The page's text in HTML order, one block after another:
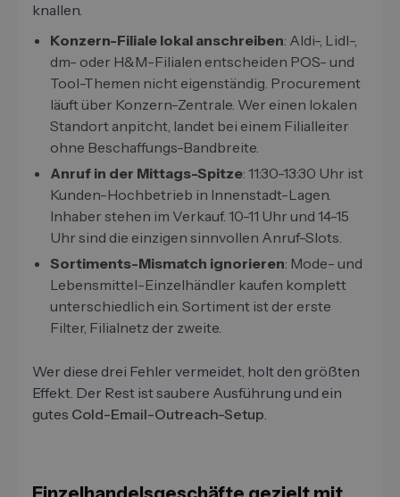
knallen.
Konzern-Filiale lokal anschreiben: Aldi-, Lidl-,
dm- oder H&M-Filialen entscheiden POS- und
Tool-Themen nicht eigenständig. Procurement
läuft über Konzern-Zentrale. Wer einen lokalen
Standort anpitcht, landet bei einem Filialleiter
ohne Beschaffungs-Bandbreite.
Anruf in der Mittags-Spitze: 11:30-13:30 Uhr ist
Kunden-Hochbetrieb in Innenstadt-Lagen.
Inhaber stehen im Verkauf. 10-11 Uhr und 14-15
Uhr sind die einzigen sinnvollen Anruf-Slots.
Sortiments-Mismatch ignorieren: Mode- und
Lebensmittel-Einzelhändler kaufen komplett
unterschiedlich ein. Sortiment ist der erste
Filter, Filialnetz der zweite.
Wer diese drei Fehler vermeidet, holt den größten
Effekt. Der Rest ist saubere Ausführung und ein
gutes Cold-Email-Outreach-Setup.